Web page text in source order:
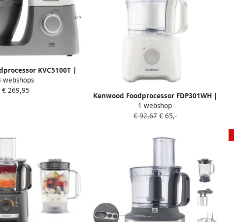
KVC5100T |
| 5011423195780
webshops
€ 269,95
Kenwood Foodprocessor FDP301WH |
Food Processors | Keuken&Koken
Keukenapparaten | FDP301WH
1 webshop
€ 92,67€ 65,-